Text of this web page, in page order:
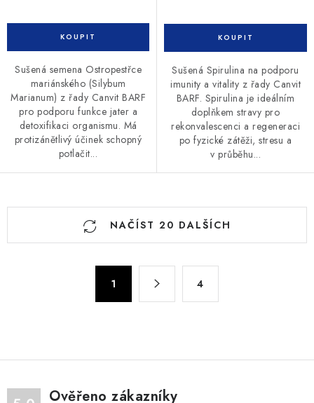
Sušená semena Ostropestřce
mariánského (Silybum
Marianum) z řady Canvit BARF
pro podporu funkce jater a
detoxifikaci organismu. Má
protizánětlivý účinek schopný
potlačit...
Sušená Spirulina na podporu
imunity a vitality z řady Canvit
BARF. Spirulina je ideálním
doplňkem stravy pro
rekonvalescenci a regeneraci
po fyzické zátěži, stresu a
v průběhu...
O
p
v
NAČÍST 20 DALŠÍCH
k
v
1 4
Ověřeno zákazníky